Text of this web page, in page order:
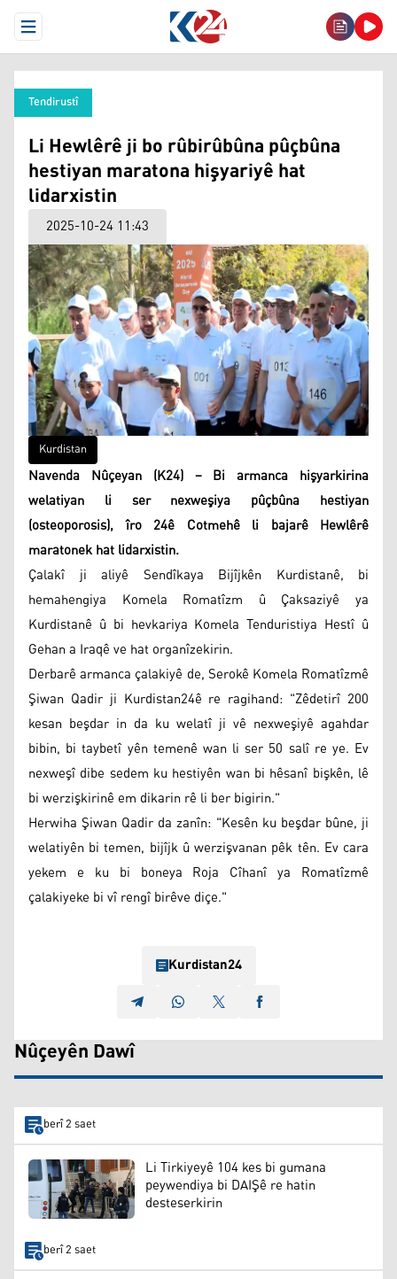
Open Menu
Tendirustî
Li Hewlêrê ji bo rûbirûbûna pûçbûna
hestiyan maratona hişyariyê hat
lidarxistin
2025-10-24 11:43
Kurdistan
Navenda Nûçeyan (K24) – Bi armanca hişyarkirina
welatiyan li ser nexweşiya pûçbûna hestiyan
(osteoporosis), îro 24ê Cotmehê li bajarê Hewlêrê
maratonek hat lidarxistin.
Çalakî ji aliyê Sendîkaya Bijîjkên Kurdistanê, bi
hemahengiya Komela Romatîzm û Çaksaziyê ya
Kurdistanê û bi hevkariya Komela Tenduristiya Hestî û
Gehan a Iraqê ve hat organîzekirin.
Derbarê armanca çalakiyê de, Serokê Komela Romatîzmê
Şiwan Qadir ji Kurdistan24ê re ragihand: "Zêdetirî 200
kesan beşdar in da ku welatî ji vê nexweşiyê agahdar
bibin, bi taybetî yên temenê wan li ser 50 salî re ye. Ev
nexweşî dibe sedem ku hestiyên wan bi hêsanî bişkên, lê
bi werzişkirinê em dikarin rê li ber bigirin."
Herwiha Şiwan Qadir da zanîn: "Kesên ku beşdar bûne, ji
welatiyên bi temen, bijîjk û werzişvanan pêk tên. Ev cara
yekem e ku bi boneya Roja Cîhanî ya Romatîzmê
çalakiyeke bi vî rengî birêve diçe."
Kurdistan24
Nûçeyên Dawî
berî 2 saet
Li Tirkiyeyê 104 kes bi gumana
peywendiya bi DAIŞê re hatin
desteserkirin
berî 2 saet